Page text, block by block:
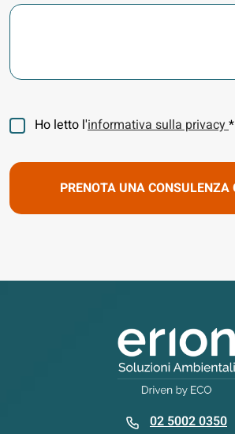
Consenso
Ho letto l'informativa sulla privacy*
02 5002 0350